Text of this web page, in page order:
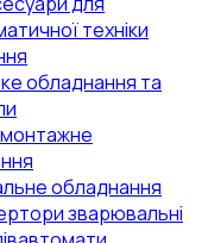
техніки
обладнання та
обладнання
зварювальні